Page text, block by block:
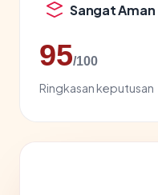
Sangat Aman
95/100
Ringkasan keputusan